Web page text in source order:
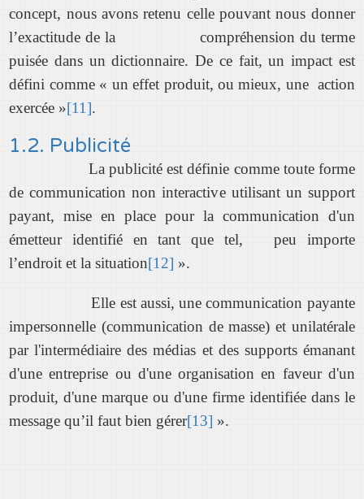
concept, nous avons retenu celle pouvant nous donner
l’exactitude de la compréhension du terme
puisée dans un dictionnaire. De ce fait, un impact est
défini comme « un effet produit, ou mieux, une action
exercée »[11].
1.2. Publicité
La publicité est définie comme toute forme
de communication non interactive utilisant un support
payant, mise en place pour la communication d'un
émetteur identifié en tant que tel, peu importe
l’endroit et la situation[12] ».
Elle est aussi, une communication payante
impersonnelle (communication de masse) et unilatérale
par l'intermédiaire des médias et des supports émanant
d'une entreprise ou d'une organisation en faveur d'un
produit, d'une marque ou d'une firme identifiée dans le
message qu’il faut bien gérer[13] ».